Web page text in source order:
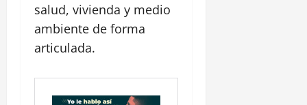
salud, vivienda y medio
ambiente de forma
articulada.